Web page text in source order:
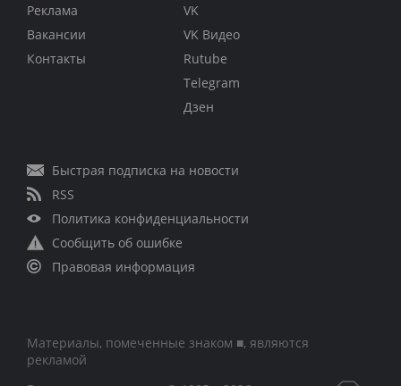
Реклама
Вакансии
Контакты
VK
VK Видео
Rutube
Telegram
Дзен
Быстрая подписка на новости
RSS
Политика конфиденциальности
Сообщить об ошибке
Правовая информация
Материалы, помеченные знаком ■, являются
рекламой